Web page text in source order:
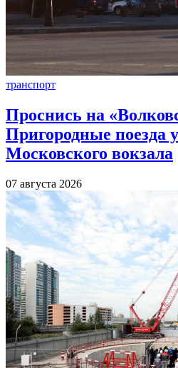
транспорт
Проснись на
Пригородные поезда
Московского вокзала
07 августа 2026